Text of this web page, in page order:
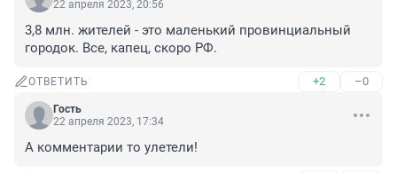
22 апреля 2023, 20:56
3,8 млн. жителей - это маленький провинциальный
городок. Все, капец, скоро РФ.
ОТВЕТИТЬ +2 –0
Гость
22 апреля 2023, 17:34
А комментарии то улетели!